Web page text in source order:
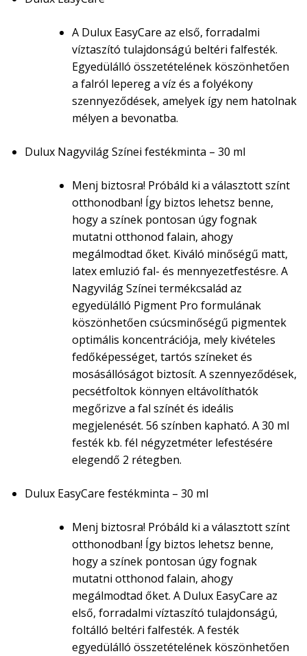
A Dulux EasyCare az első, forradalmi
víztaszító tulajdonságú beltéri falfesték.
Egyedülálló összetételének köszönhetően
a falról lepereg a víz és a folyékony
szennyeződések, amelyek így nem hatolnak
mélyen a bevonatba.
Dulux Nagyvilág Színei festékminta – 30 ml
Menj biztosra! Próbáld ki a választott színt
otthonodban! Így biztos lehetsz benne,
hogy a színek pontosan úgy fognak
mutatni otthonod falain, ahogy
megálmodtad őket. Kiváló minőségű matt,
latex emluzió fal- és mennyezetfestésre. A
Nagyvilág Színei termékcsalád az
egyedülálló Pigment Pro formulának
köszönhetően csúcsminőségű pigmentek
optimális koncentrációja, mely kivételes
fedőképességet, tartós színeket és
mosásállóságot biztosít. A szennyeződések,
pecsétfoltok könnyen eltávolíthatók
megőrizve a fal színét és ideális
megjelenését. 56 színben kapható. A 30 ml
festék kb. fél négyzetméter lefestésére
elegendő 2 rétegben.
Dulux EasyCare festékminta – 30 ml
Menj biztosra! Próbáld ki a választott színt
otthonodban! Így biztos lehetsz benne,
hogy a színek pontosan úgy fognak
mutatni otthonod falain, ahogy
megálmodtad őket. A Dulux EasyCare az
első, forradalmi víztaszító tulajdonságú,
foltálló beltéri falfesték. A festék
egyedülálló összetételének köszönhetően